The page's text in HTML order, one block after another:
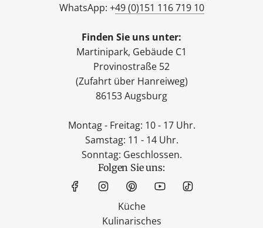
WhatsApp: +49 (0)151 116 719 10
Finden Sie uns unter:
Martinipark, Gebäude C1
Provinostraße 52
(Zufahrt über Hanreiweg)
86153 Augsburg
Montag - Freitag: 10 - 17 Uhr.
Samstag: 11 - 14 Uhr.
Sonntag: Geschlossen.
Folgen Sie uns:
Küche
Kulinarisches